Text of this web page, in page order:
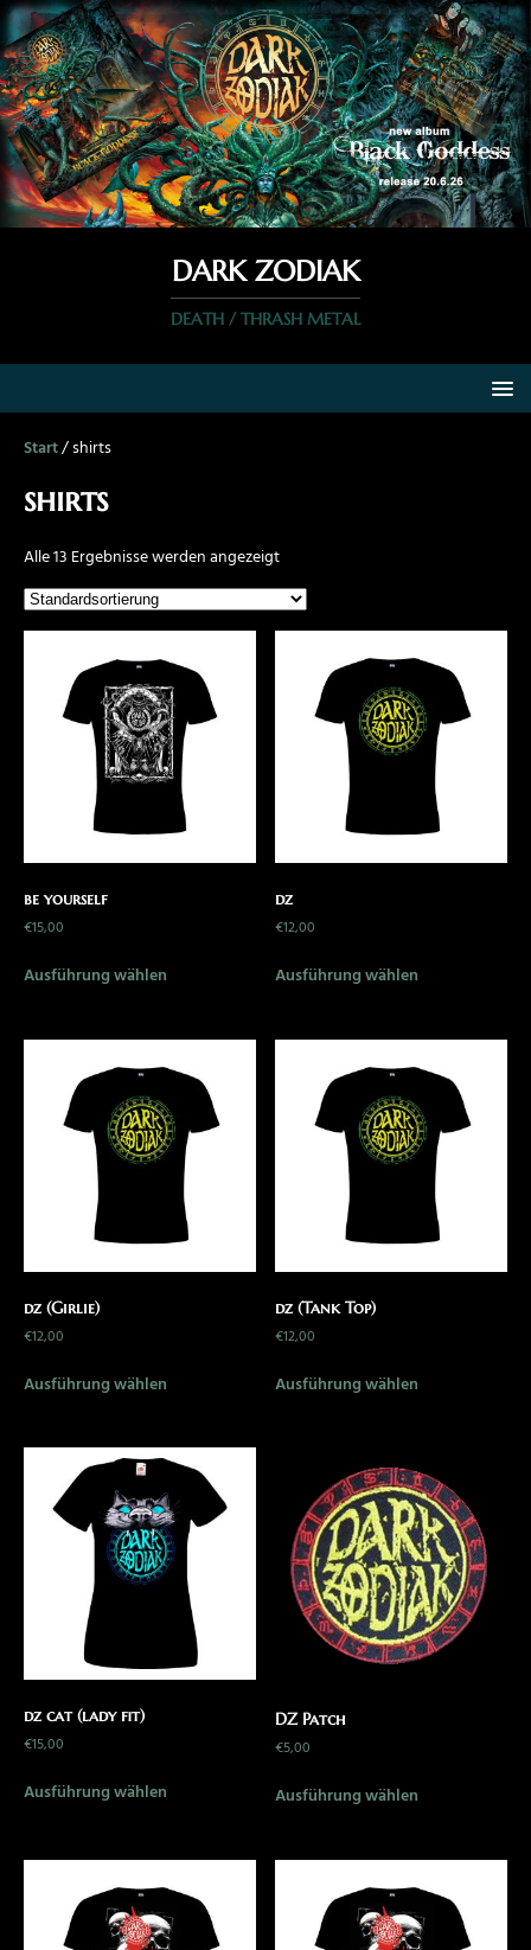
DARK ZODIAK
DEATH / THRASH METAL
Start/ shirts
shirts
Alle 13 Ergebnisse werden angezeigt
be yourself
€15,00
Ausführung wählen
dz
€12,00
Ausführung wählen
dz (Girlie)
€12,00
Ausführung wählen
dz (Tank Top)
€12,00
Ausführung wählen
dz cat (lady fit)
€15,00
Ausführung wählen
DZ Patch
€5,00
Ausführung wählen